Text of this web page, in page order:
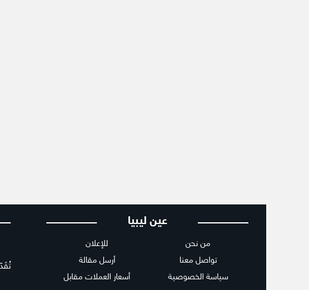
عين ليبيا
من نحن
تواصل معنا
سياسة الخصوصية
للإعلان
أرسل مقالة
أسعار العملات مقابل